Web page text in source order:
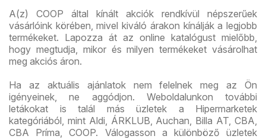
A(z) COOP által kínált akciók rendkívül népszerűek
vásárlóink körében, mivel kiváló árakon kínálják a legjobb
termékeket. Lapozza át az online katalógust mielőbb,
hogy megtudja, mikor és milyen termékeket vásárolhat
meg akciós áron.
Ha az aktuális ajánlatok nem felelnek meg az Ön
igényeinek, ne aggódjon. Weboldalunkon további
letákokat is talál más üzletek a Hipermarketek
kategóriából, mint Aldi, ÁRKLUB, Auchan, Billa AT, CBA,
CBA Príma, COOP. Válogasson a különböző üzletek